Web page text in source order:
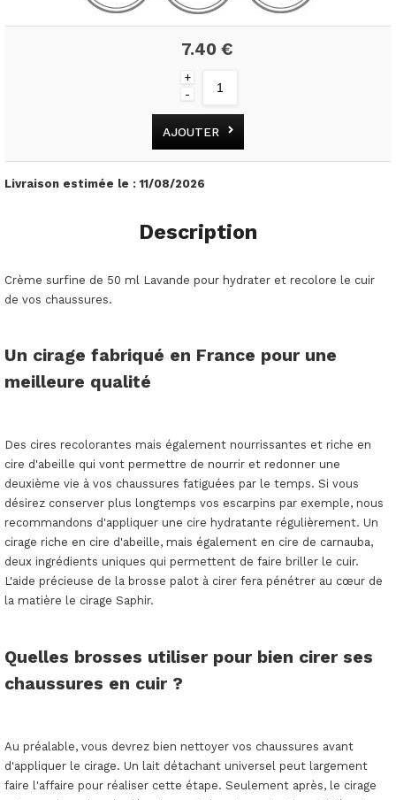
7.40 €
+
-
AJOUTER
Livraison estimée le :11/08/2026
Description
Crème surfine de 50 ml Lavande pour hydrater et recolore le cuir
de vos chaussures.
Un cirage fabriqué en France pour une
meilleure qualité
Des cires recolorantes mais également nourrissantes et riche en
cire d'abeille qui vont permettre de nourrir et redonner une
deuxième vie à vos chaussures fatiguées par le temps. Si vous
désirez conserver plus longtemps vos escarpins par exemple, nous
recommandons d'appliquer une cire hydratante régulièrement. Un
cirage riche en cire d'abeille, mais également en cire de carnauba,
deux ingrédients uniques qui permettent de faire briller le cuir.
L'aide précieuse de la brosse palot à cirer fera pénétrer au cœur de
la matière le cirage Saphir.
Quelles brosses utiliser pour bien cirer ses
chaussures en cuir ?
Au préalable, vous devrez bien nettoyer vos chaussures avant
d'appliquer le cirage. Un lait détachant universel peut largement
faire l'affaire pour réaliser cette étape. Seulement après, le cirage